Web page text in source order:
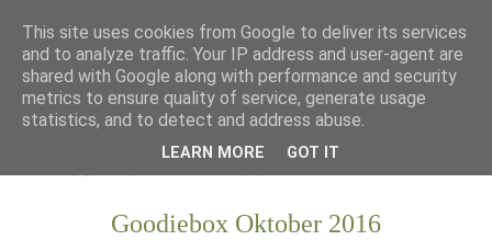
Goodiebox Oktober 2016
This site uses cookies from Google to deliver its services
and to analyze traffic. Your IP address and user-agent are
shared with Google along with performance and security
metrics to ensure quality of service, generate usage
statistics, and to detect and address abuse.
LEARN MORE GOT IT